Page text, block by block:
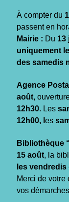
À compter du
passent en
Mairie : Du 13
uniquement
des samedis
Agence
août,
12h30. Les
12h00, l es
Bibliothèque
15 août, la
les vendredis
Merci de
vos